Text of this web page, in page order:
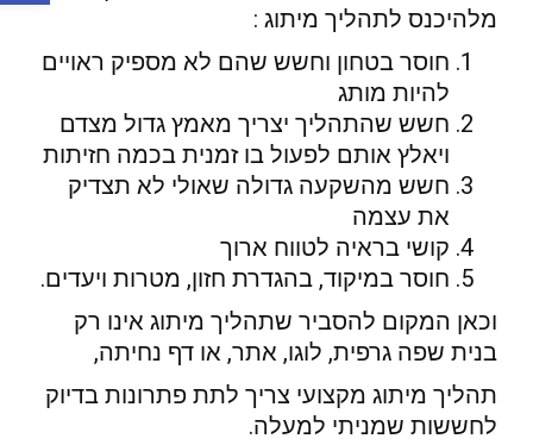
מלהיכנס לתהליך מיתוג :
חוסר בטחון וחשש שהם לא מספיק ראויים
להיות מותג
חשש שהתהליך יצריך מאמץ גדול מצדם
ויאלץ אותם לפעול בו זמנית בכמה חזיתות
חשש מהשקעה גדולה שאולי לא תצדיק
את עצמה
קושי בראיה לטווח ארוך
חוסר במיקוד, בהגדרת חזון, מטרות ויעדים.
וכאן המקום להסביר שתהליך מיתוג אינו רק
בנית שפה גרפית, לוגו, אתר, או דף נחיתה,
תהליך מיתוג מקצועי צריך לתת פתרונות בדיוק
לחששות שמניתי למעלה.